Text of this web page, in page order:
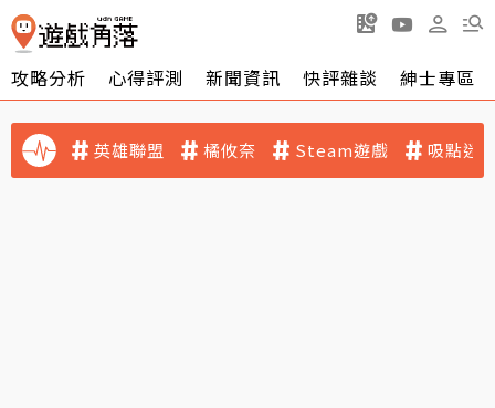
攻略分析 心得評測 新聞資訊 快評雜談 紳士專區
英雄聯盟 橘攸奈 Steam遊戲 吸點迷